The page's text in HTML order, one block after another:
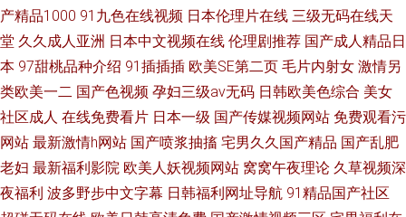
产精品1000 91九色在线视频 日本伦理片在线 三级无码在线天
堂 久久成人亚洲 日本中文视频在线 伦理剧推荐 国产成人精品日
本 97甜桃品种介绍 91插插插 欧美SE第二页 毛片内射女 激情另
类欧美一二 国产色视频 孕妇三级av无码 日韩欧美色综合 美女
社区成人 在线免费看片 日本一级 国产传媒视频网站 免费观看污
网站 最新激情h网站 国产喷浆抽搐 宅男久久国产精品 国产乱肥
老妇 最新福利影院 欧美人妖视频网站 窝窝午夜理论 久草视频深
夜福利 波多野步中文字幕 日韩福利网址导航 91精品国产社区